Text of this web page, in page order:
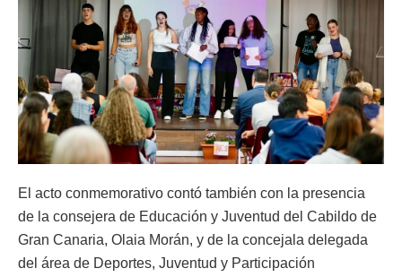
El acto conmemorativo contó también con la presencia
de la consejera de Educación y Juventud del Cabildo de
Gran Canaria, Olaia Morán, y de la concejala delegada
del área de Deportes, Juventud y Participación